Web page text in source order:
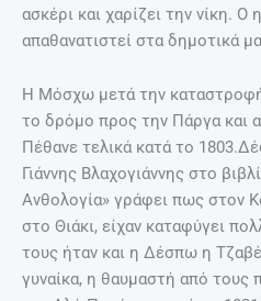
ασκέρι και χαρίζει την νίκη.
απαθανατιστεί στα δημοτικά
Η Μόσχω μετά την
το δρόμο προς την Πάργα και
Πέθανε τελικά κατά το
Γιάννης Βλαχογιάννης στο
Ανθολογία» γράφει πως στον
στο Θιάκι, είχαν καταφύγει
τους ήταν και η Δέσπω η
γυναίκα, η θαυμαστή από τους